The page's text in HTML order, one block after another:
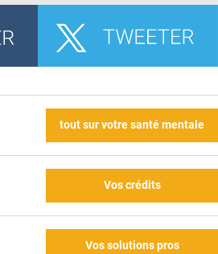
tout sur votre santé mentale
Vos crédits
Vos solutions pros